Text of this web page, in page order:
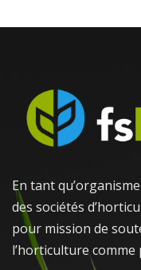
En tant
des sociétés
pour mission de
l’horticulture